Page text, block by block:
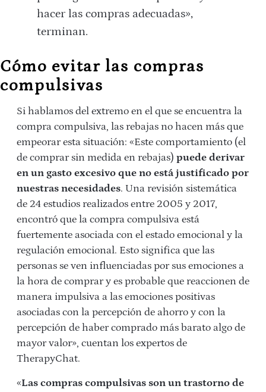
hacer las compras adecuadas»,
terminan.
Cómo evitar las compras
compulsivas
Si hablamos del extremo en el que se encuentra la
compra compulsiva, las rebajas no hacen más que
empeorar esta situación: «Este comportamiento (el
de comprar sin medida en rebajas) puede derivar
en un gasto excesivo que no está justificado por
nuestras necesidades. Una revisión sistemática
de 24 estudios realizados entre 2005 y 2017,
encontró que la compra compulsiva está
fuertemente asociada con el estado emocional y la
regulación emocional. Esto significa que las
personas se ven influenciadas por sus emociones a
la hora de comprar y es probable que reaccionen de
manera impulsiva a las emociones positivas
asociadas con la percepción de ahorro y con la
percepción de haber comprado más barato algo de
mayor valor», cuentan los expertos de
TherapyChat.
«Las compras compulsivas son un trastorno de